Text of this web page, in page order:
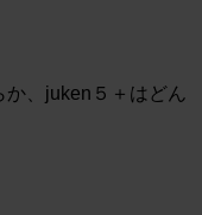
か、juken５＋はどん